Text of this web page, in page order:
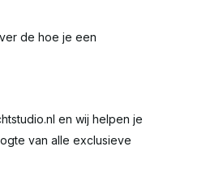
de hoe je een
en wij helpen je
van alle exclusieve